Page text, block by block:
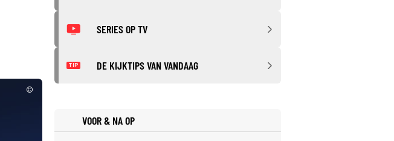
©
SERIES OP TV
TIP DE KIJKTIPS VAN VANDAAG
VOOR & NA OP